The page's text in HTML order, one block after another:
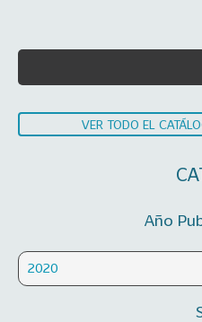
VER TODO EL
Año
2020